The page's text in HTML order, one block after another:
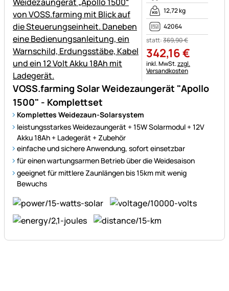
VOSS.farming Solar Weidezaungerät "Apollo
1500" - Komplettset
Komplettes Weidezaun-Solarsystem
leistungsstarkes Weidezaungerät + 15W Solarmodul + 12V
Akku 18Ah + Ladegerät + Zubehör
einfache und sichere Anwendung, sofort einsetzbar
für einen wartungsarmen Betrieb über die Weidesaison
geeignet für mittlere Zaunlängen bis 15km mit wenig
Bewuchs
12,72 kg
42064
statt:369,90€
342,16€
Steuerhinweis:
inkl. MwSt.zzgl.
Versandkosten